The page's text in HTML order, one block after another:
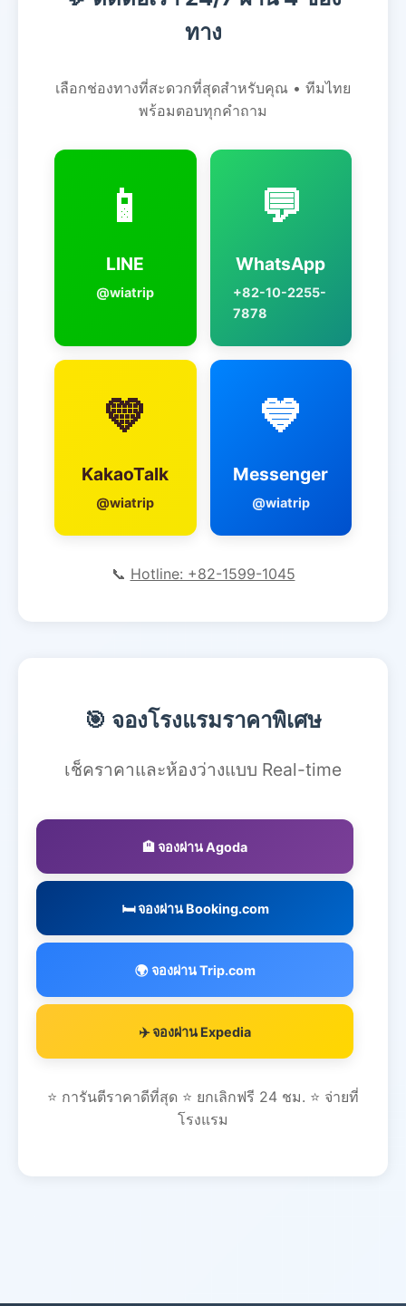
ทาง
เลือกช่องทางที่สะดวกที่สุดสำหรับคุณ • ทีมไทย
พร้อมตอบทุกคำถาม
📱
LINE
@wiatrip
💬
WhatsApp
+82-10-2255-
7878
💛
KakaoTalk
@wiatrip
💙
Messenger
@wiatrip
📞 Hotline: +82-1599-1045
🎯 จองโรงแรมราคาพิเศษ
เช็คราคาและห้องว่างแบบ Real-time
🏨 จองผ่าน Agoda
🛏️ จองผ่าน Booking.com
🌍 จองผ่าน Trip.com
✈️ จองผ่าน Expedia
⭐ การันตีราคาดีที่สุด ⭐ ยกเลิกฟรี 24 ชม. ⭐ จ่ายที่
โรงแรม